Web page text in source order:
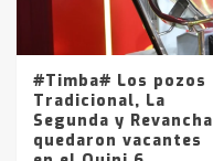
#Timba# Los pozos
Tradicional, La
Segunda y Revancha
quedaron vacantes